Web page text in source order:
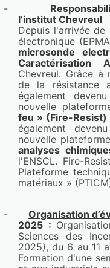
Biget,A
Duquesne,A.S.
Lien : https://
Fire testing and
and elastomeric
reinforced with
hemp fibers
Green chemistry
(1), ⟨10.1080/
Antoine
Bellayer,Gaelle
Allais
Lien :
https://
Smart fire
Congrès AMI :
2023, Berlin,
Maude
-
l’institut Chevreul
Depuis l'arrivée de
microsonde
Caractérisation
Chevreul. Grâce à
de la résistance
également
nouvelle
feu » (Fire-Resist)
également
nouvelle plateforme
analyses
l'ENSCL. Fire-
Plateforme
matériaux »
-
Organisation
2025 :
Sciences des
2025), du 6 au 11
Formation d'une